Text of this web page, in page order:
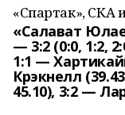
«Спартак», СКА
«Салават
— 3:2 (0:0, 1:2,
1:1 —
Крэкнелл
45.10), 3:2 —